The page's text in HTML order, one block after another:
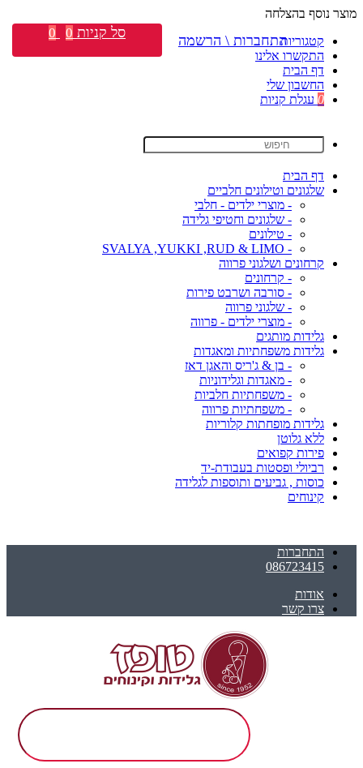
מוצר נוסף בהצלחה
קטגוריות
התקשרו אלינו
דף הבית
החשבון שלי
0 עגלת קניות
דף הבית
שלגונים וטילונים חלביים
- מוצרי ילדים - חלבי
- שלגונים וחטיפי גלידה
- טילונים
- SVALYA ,YUKKI ,RUD & LIMO
קרחונים ושלגוני פרווה
- קרחונים
- סורבה ושרבט פירות
- שלגוני פרווה
- מוצרי ילדים - פרווה
גלידות מותגים
גלידות משפחתיות ומאגדות
- בן & ג'ריס והאגן דאז
- מאגדות וגלידוניות
- משפחתיות חלביות
- משפחתיות פרווה
גלידות מופחתות קלוריות
ללא גלוטן
פירות קפואים
רביולי ופסטות בעבודת-יד
כוסות , גביעים ותוספות לגלידה
קינוחים
התחברות
086723415
אודות
צרו קשר
התחברות \ הרשמה סל קניות 0
0